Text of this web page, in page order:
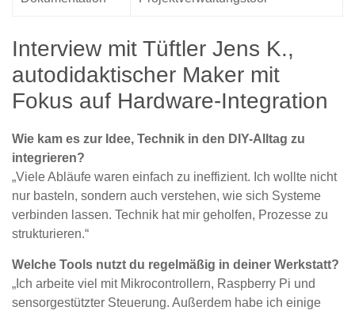
Interview mit Tüftler Jens K.,
autodidaktischer Maker mit
Fokus auf Hardware-Integration
Wie kam es zur Idee, Technik in den DIY-Alltag zu
integrieren?
„Viele Abläufe waren einfach zu ineffizient. Ich wollte nicht
nur basteln, sondern auch verstehen, wie sich Systeme
verbinden lassen. Technik hat mir geholfen, Prozesse zu
strukturieren.“
Welche Tools nutzt du regelmäßig in deiner Werkstatt?
„Ich arbeite viel mit Mikrocontrollern, Raspberry Pi und
sensorgestützter Steuerung. Außerdem habe ich einige